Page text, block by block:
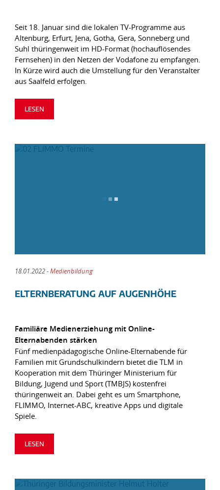
Seit 18. Januar sind die lokalen TV-Programme aus
Altenburg, Erfurt, Jena, Gotha, Gera, Sonneberg und
Suhl thüringenweit im HD-Format (hochauflösendes
Fernsehen) in den Netzen der Vodafone zu empfangen.
In Kürze wird auch die Umstellung für den Veranstalter
aus Saalfeld erfolgen.
LESEN
18.01.2022 -Medienbildung
ELTERNBERATUNG AUF AUGENHÖHE
Familiäre Medienerziehung mit Online-
Elternabenden stärken
Fünf medienpädagogische Online-Elternabende für
Familien mit Grundschulkindern bietet die TLM in
Kooperation mit dem Thüringer Ministerium für
Bildung, Jugend und Sport (TMBJS) kostenfrei
thüringenweit an. Dabei geht es um Smartphone,
FLIMMO, Internet-ABC, kreative Apps und digitale
Spiele.
LESEN